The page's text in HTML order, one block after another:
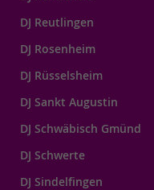
DJ Reutlingen
DJ Rosenheim
DJ Rüsselsheim
DJ Sankt Augustin
DJ Schwäbisch Gmünd
DJ Schwerte
DJ Sindelfingen